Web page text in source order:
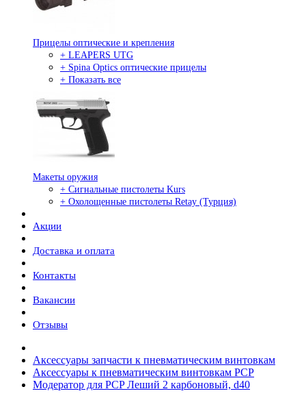
Прицелы оптические и крепления
+ LEAPERS UTG
+ Spina Optics оптические прицелы
+ Показать все
Макеты оружия
+ Сигнальные пистолеты Kurs
+ Охолощенные пистолеты Retay (Турция)
Акции
Доставка и оплата
Контакты
Вакансии
Отзывы
Аксессуары запчасти к пневматическим винтовкам
Аксессуары к пневматическим винтовкам PCP
Модератор для PCP Леший 2 карбоновый, d40